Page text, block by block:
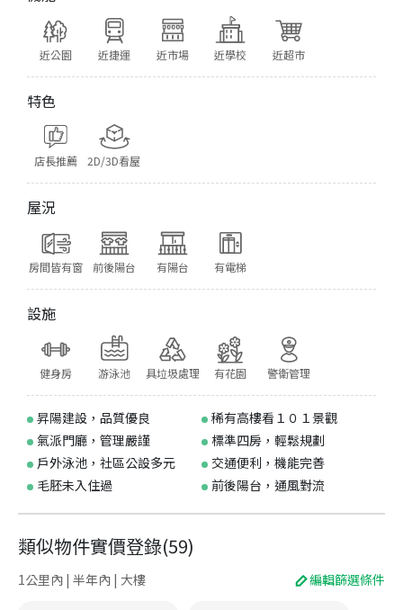
近公園 近捷運 近市場 近學校 近超市
特色
店長推薦 2D/3D看屋
屋況
房間皆有窗 前後陽台 有陽台 有電梯
設施
健身房 游泳池 具垃圾處理 有花園 警衛管理
昇陽建設，品質優良
稀有高樓看１０１景觀
氣派門廳，管理嚴謹
標準四房，輕鬆規劃
戶外泳池，社區公設多元
交通便利，機能完善
毛胚未入住過
前後陽台，通風對流
類似物件實價登錄(59)
1公里內 | 半年內 | 大樓 編輯篩選條件